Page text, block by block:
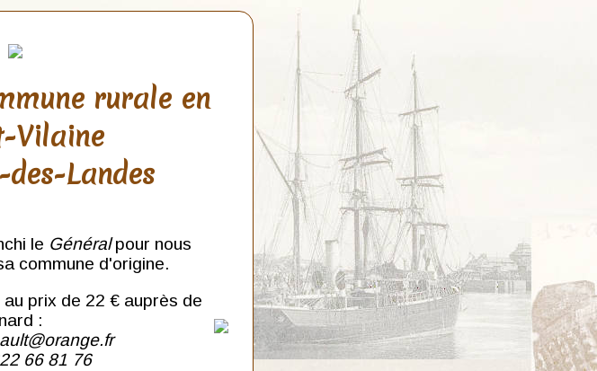
rurale en
Vilaine
Landes
le Généralpour nous
commune d'origine.
prix de 22 € auprès de
:
66 81 76